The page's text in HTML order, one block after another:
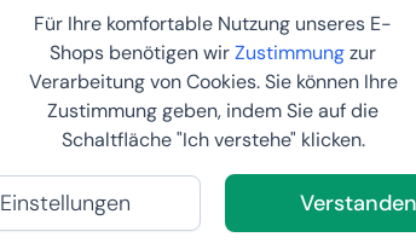
Für Ihre komfortable Nutzung unseres E-
Shops benötigen wirZustimmungzur
Verarbeitung von Cookies. Sie können Ihre
Zustimmung geben, indem Sie auf die
Schaltfläche "Ich verstehe" klicken.
Einstellungen